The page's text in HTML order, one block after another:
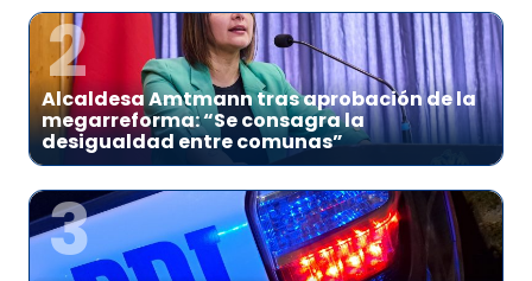
2
Alcaldesa Amtmann tras aprobación de la
megarreforma: “Se consagra la
desigualdad entre comunas”
3